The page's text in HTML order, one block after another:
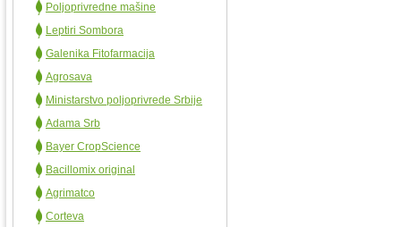
Poljoprivredne mašine
Leptiri Sombora
Galenika Fitofarmacija
Agrosava
Ministarstvo poljoprivrede Srbije
Adama Srb
Bayer CropScience
Bacillomix original
Agrimatco
Corteva